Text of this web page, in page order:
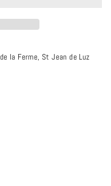
la Ferme, St Jean de Luz